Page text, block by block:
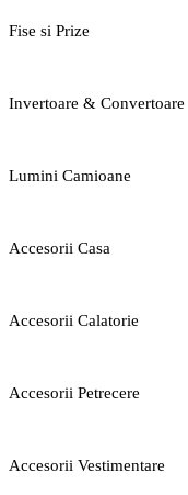
Fise si Prize
Invertoare & Convertoare
Lumini Camioane
Accesorii Casa
Accesorii Calatorie
Accesorii Petrecere
Accesorii Vestimentare